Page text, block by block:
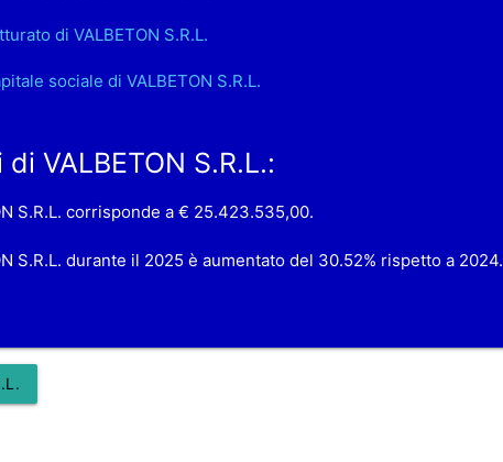
di VALBETON S.R.L.
sociale di VALBETON S.R.L.
VALBETON S.R.L.:
S.R.L. corrisponde a € 25.423.535,00.
S.R.L. durante il 2025 è aumentato del 30.52% rispetto a 2024.